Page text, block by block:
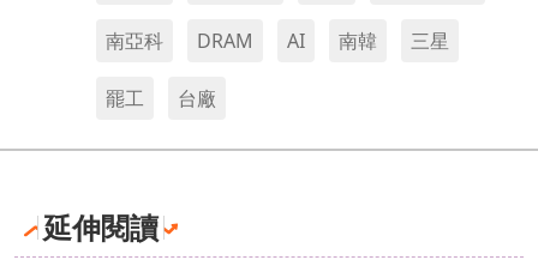
南亞科 DRAM AI 南韓 三星
罷工 台廠
延伸閱讀